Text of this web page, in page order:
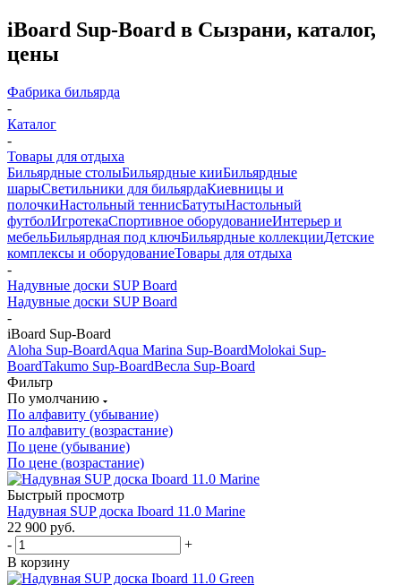
iBoard Sup-Board в Сызрани, каталог,
цены
Фабрика бильярда
-
Каталог
-
Товары для отдыха
Бильярдные столыБильярдные кииБильярдные
шарыСветильники для бильярдаКиевницы и
полочкиНастольный теннисБатутыНастольный
футболИгротекаСпортивное оборудованиеИнтерьер и
мебельБильярдная под ключБильярдные коллекцииДетские
комплексы и оборудованиеТовары для отдыха
-
Надувные доски SUP Board
Надувные доски SUP Board
-
iBoard Sup-Board
Aloha Sup-BoardAqua Marina Sup-BoardMolokai Sup-
BoardTakumo Sup-BoardВесла Sup-Board
Фильтр
По умолчанию
По алфавиту (убывание)
По алфавиту (возрастание)
По цене (убывание)
По цене (возрастание)
Быстрый просмотр
Надувная SUP дoска Iboard 11.0 Marine
22 900 руб.
-
+
В корзину